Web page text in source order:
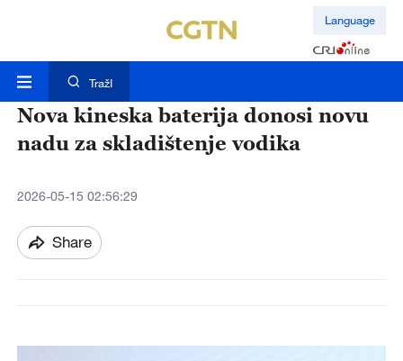
Language
TražI
Nova kineska baterija donosi novu
nadu za skladištenje vodika
2026-05-15 02:56:29
Share